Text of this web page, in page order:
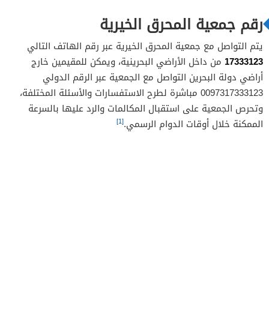
رقم جمعية المحرق الخيرية
يتم التواصل مع جمعية المحرق الخيرية عبر رقم الهاتف التالي
17333123 من داخل الأراضي البحرينية، ويمكن للمقيمين خارج
أراضي دولة البحرين التواصل مع الجمعية عبر الرقم الدولي
0097317333123 مباشرة لطرح الاستفسارات والأسئلة المختلفة،
وتحرص الجمعية على استقبال المكالمات والرد عليها بالسرعة
الممكنة خلال أوقات الدوام الرسمي.[1]